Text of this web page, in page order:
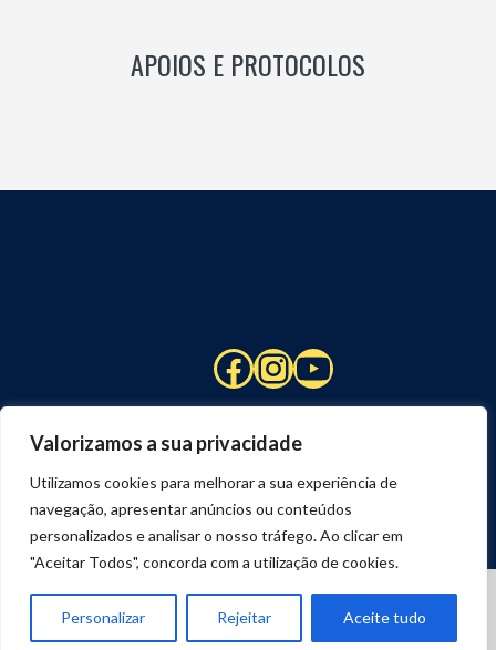
Valorizamos a sua privacidade
Utilizamos cookies para melhorar a sua experiência de
navegação, apresentar anúncios ou conteúdos
personalizados e analisar o nosso tráfego. Ao clicar em
"Aceitar Todos", concorda com a utilização de cookies.
Personalizar Rejeitar Aceite tudo
APOIOS E PROTOCOLOS
Facebook
Instagram
YouTube
DESENVOLVIDO POR
JOSEXAVIER.COM